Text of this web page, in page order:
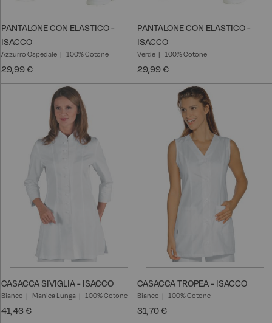
PANTALONE CON ELASTICO -
ISACCO
Azzurro Ospedale 100% Cotone
29,99 €
PANTALONE CON ELASTICO -
ISACCO
Verde 100% Cotone
29,99 €
CASACCA SIVIGLIA - ISACCO
Bianco Manica Lunga 100% Cotone
41,46 €
CASACCA TROPEA - ISACCO
Bianco 100% Cotone
31,70 €